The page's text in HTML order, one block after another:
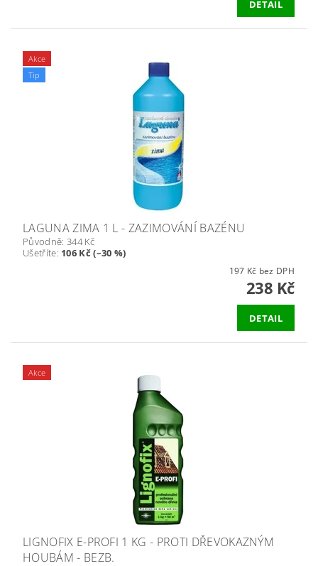
DETAIL
Akce
Tip
LAGUNA ZIMA 1 L - ZAZIMOVÁNÍ BAZÉNU
Původně: 344 Kč
Ušetříte: 106 Kč (–30 %)
197 Kč bez DPH
238 Kč
DETAIL
Akce
LIGNOFIX E-PROFI 1 KG - PROTI DŘEVOKAZNÝM
HOUBÁM - BEZB.